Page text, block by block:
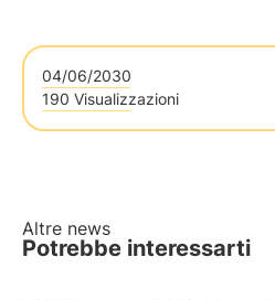
04/06/2030
190 Visualizzazioni
Altre news
Potrebbe interessarti